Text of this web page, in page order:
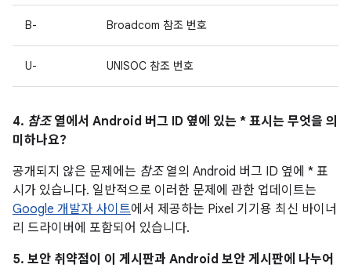
B- Broadcom 참조 번호
U- UNISOC 참조 번호
4. 참조열에서 Android 버그 ID 옆에 있는 * 표시는 무엇을 의
미하나요?
공개되지 않은 문제에는 참조열의 Android 버그 ID 옆에 * 표
시가 있습니다. 일반적으로 이러한 문제에 관한 업데이트는
Google 개발자 사이트에서 제공하는 Pixel 기기용 최신 바이너
리 드라이버에 포함되어 있습니다.
5. 보안 취약점이 이 게시판과 Android 보안 게시판에 나누어